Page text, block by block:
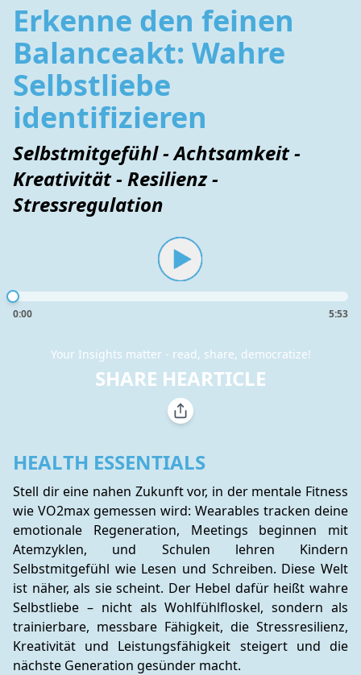
Erkenne den feinen
Balanceakt: Wahre
Selbstliebe
identifizieren
Selbstmitgefühl - Achtsamkeit -
Kreativität - Resilienz -
Stressregulation
0:00 5:53
Your Insights matter - read, share, democratize!
SHARE HEARTICLE
HEALTH ESSENTIALS
Stell dir eine nahen Zukunft vor, in der mentale Fitness
wie VO2max gemessen wird: Wearables tracken deine
emotionale Regeneration, Meetings beginnen mit
Atemzyklen, und Schulen lehren Kindern
Selbstmitgefühl wie Lesen und Schreiben. Diese Welt
ist näher, als sie scheint. Der Hebel dafür heißt wahre
Selbstliebe – nicht als Wohlfühlfloskel, sondern als
trainierbare, messbare Fähigkeit, die Stressresilienz,
Kreativität und Leistungsfähigkeit steigert und die
nächste Generation gesünder macht.